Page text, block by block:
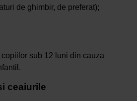
de ghimbir, de preferat);
sub 12 luni din cauza
ceaiurile